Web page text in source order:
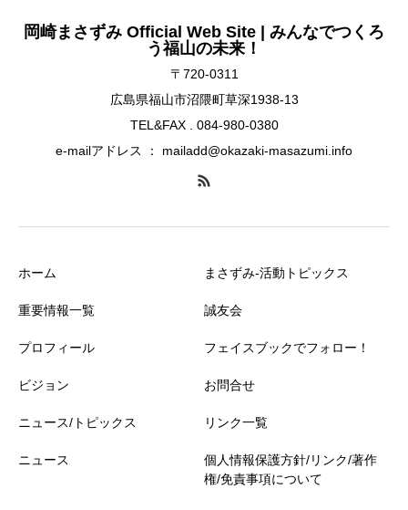
岡崎まさずみ Official Web Site | みんなでつくろ
う福山の未来！
〒720-0311
広島県福山市沼隈町草深1938-13
TEL&FAX . 084-980-0380
e-mailアドレス ： mailadd@okazaki-masazumi.info
ホーム
重要情報一覧
プロフィール
ビジョン
ニュース/トピックス
ニュース
まさずみ-活動トピックス
誠友会
フェイスブックでフォロー！
お問合せ
リンク一覧
個人情報保護方針/リンク/著作
権/免責事項について